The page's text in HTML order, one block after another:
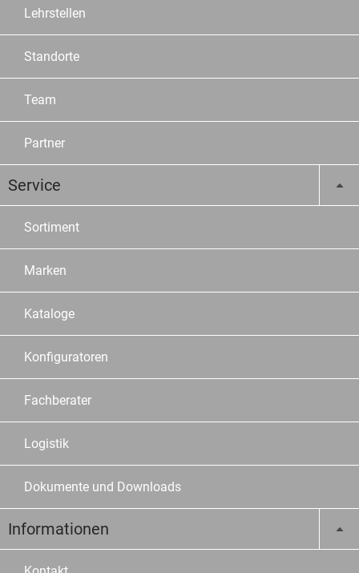
Lehrstellen
Standorte
Team
Partner
Service
Sortiment
Marken
Kataloge
Konfiguratoren
Fachberater
Logistik
Dokumente und Downloads
Informationen